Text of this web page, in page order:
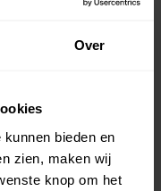
Over
bieden en
zien, maken wij
knop om het